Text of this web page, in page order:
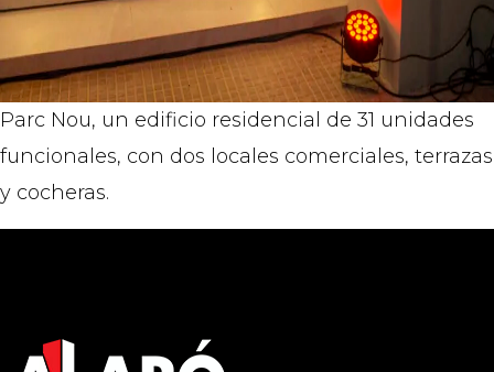
Parc Nou, un edificio residencial de 31 unidades
funcionales, con dos locales comerciales, terrazas
y cocheras.